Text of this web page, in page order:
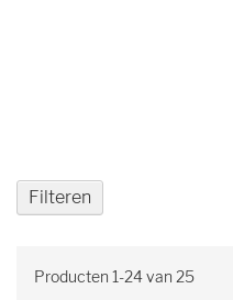
Producten 1-24van 25
Filteren